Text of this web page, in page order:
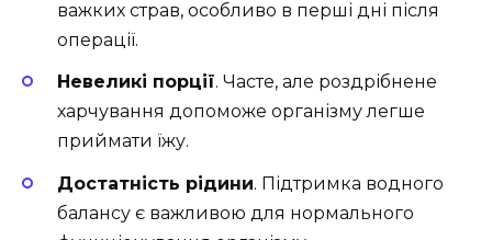
важких страв, особливо в перші дні після
операції.
Невеликі порції. Часте, але роздрібнене
харчування допоможе організму легше
приймати їжу.
Достатність рідини. Підтримка водного
балансу є важливою для нормального